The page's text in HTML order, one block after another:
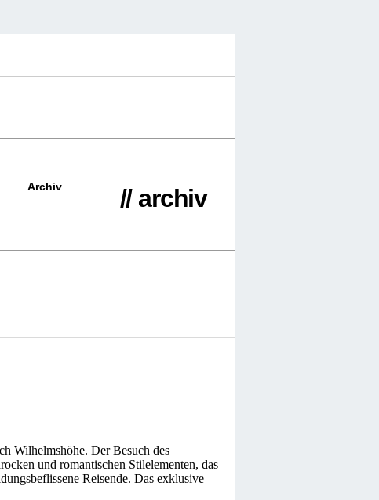
Archiv
// archiv
Wilhelmshöhe. Der Besuch des
und romantischen Stilelementen, das
Reisende. Das exklusive